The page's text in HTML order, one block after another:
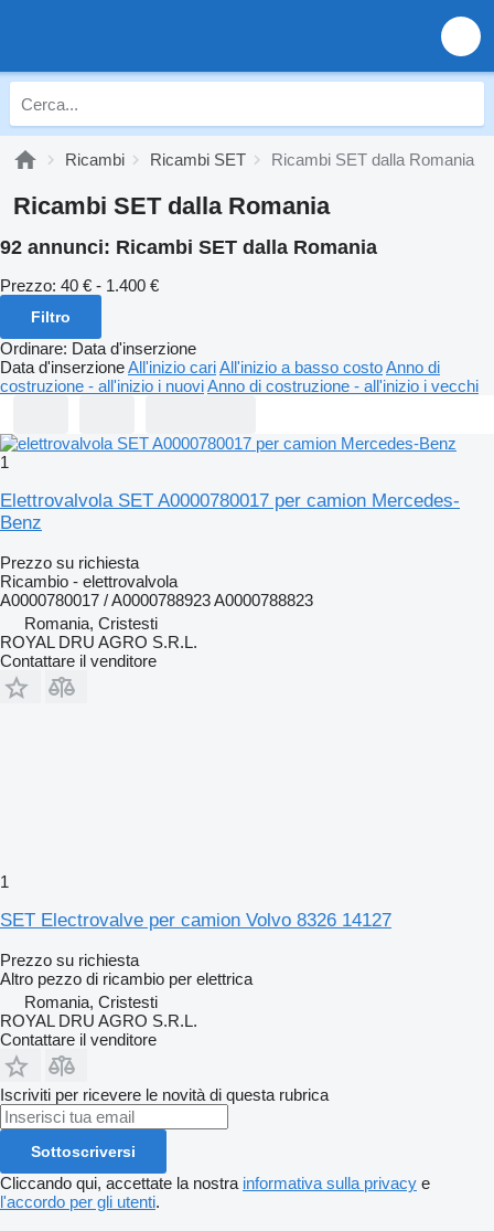
Ricambi Ricambi SET Ricambi SET dalla Romania
Ricambi SET dalla Romania
92 annunci: Ricambi SET dalla Romania
Prezzo: 40 € - 1.400 €
Filtro
Ordinare: Data d'inserzione
Data d'inserzioneAll'inizio cariAll'inizio a basso costoAnno di
costruzione - all'inizio i nuoviAnno di costruzione - all'inizio i vecchi
1
Elettrovalvola SET A0000780017 per camion Mercedes-
Benz
Prezzo su richiesta
Ricambio - elettrovalvola
A0000780017 / A0000788923 A0000788823
Romania, Cristesti
ROYAL DRU AGRO S.R.L.
Contattare il venditore
1
SET Electrovalve per camion Volvo 8326 14127
Prezzo su richiesta
Altro pezzo di ricambio per elettrica
Romania, Cristesti
ROYAL DRU AGRO S.R.L.
Contattare il venditore
Iscriviti per ricevere le novità di questa rubrica
Sottoscriversi
Cliccando qui, accettate la nostra informativa sulla privacy e
l'accordo per gli utenti.